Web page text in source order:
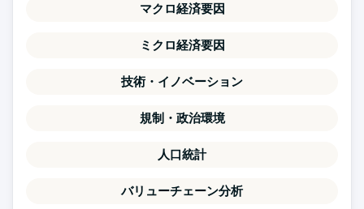
マクロ経済要因
ミクロ経済要因
技術・イノベーション
規制・政治環境
人口統計
バリューチェーン分析